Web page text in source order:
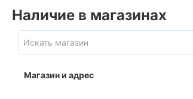
Наличие в магазинах
Магазин и адрес